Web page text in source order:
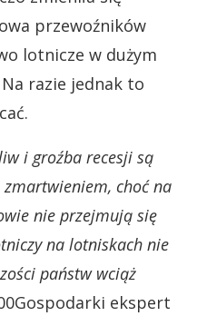
przewoźników
lotnicze w dużym
razie jednak to
i groźba recesji są
choć na
nie przejmują się
na lotniskach nie
państw wciąż
ekspert